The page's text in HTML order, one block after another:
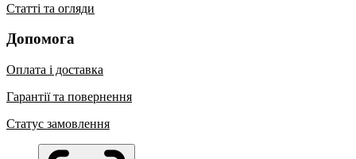
Статті та огляди
Допомога
Оплата і доставка
Гарантії та повернення
Статус замовлення